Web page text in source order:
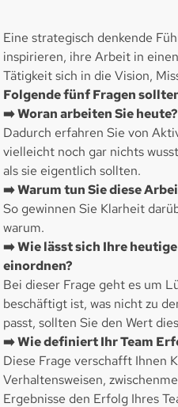
Eine strategisch denkende
inspirieren, ihre Arbeit in
Tätigkeit sich in die Vision,
Folgende fünf Fragen
➡️ Woran arbeiten Sie heute?
Dadurch erfahren Sie von
vielleicht noch gar nichts
als sie eigentlich sollten.
➡️ Warum tun Sie diese
So gewinnen Sie Klarheit
warum.
➡️ Wie lässt sich Ihre
einordnen?
Bei dieser Frage geht es um
beschäftigt ist, was nicht zu
passt, sollten Sie den Wert
➡️ Wie definiert Ihr Team
Diese Frage verschafft Ihnen
Verhaltensweisen,
Ergebnisse den Erfolg Ihres